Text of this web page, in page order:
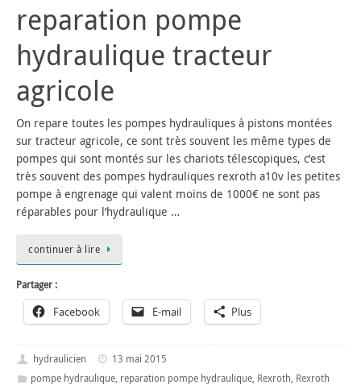
reparation pompe
hydraulique tracteur
agricole
On repare toutes les pompes hydrauliques à pistons montées
sur tracteur agricole, ce sont très souvent les même types de
pompes qui sont montés sur les chariots télescopiques, c’est
très souvent des pompes hydrauliques rexroth a10v les petites
pompe à engrenage qui valent moins de 1000€ ne sont pas
réparables pour l’hydraulique …
continuer à lire
Partager :
Facebook E-mail Plus
hydraulicien
13 mai 2015
pompe hydraulique, reparation pompe hydraulique, Rexroth, Rexroth